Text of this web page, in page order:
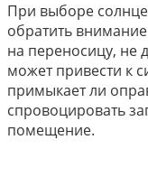
При выборе
обратить
на переносицу, не
может привести к
примыкает ли
спровоцировать
помещение.